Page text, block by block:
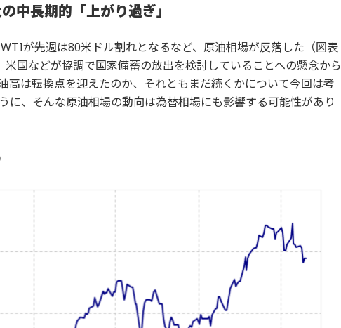
中長期的「上がり過ぎ」
が先週は80米ドル割れとなるなど、原油相場が反落した（図表
国などが協調で国家備蓄の放出を検討していることへの懸念から
高は転換点を迎えたのか、それともまだ続くかについて今回は考
に、そんな原油相場の動向は為替相場にも影響する可能性があり